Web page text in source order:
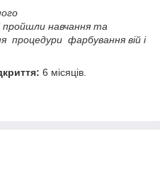
навчання та
процедури фарбування вій і
6 місяців.